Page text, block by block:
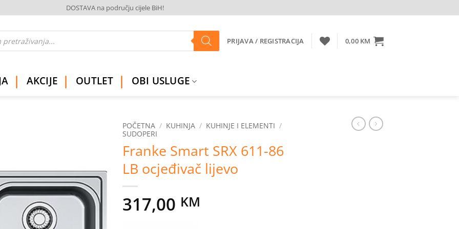
DOSTAVA na području cijele BiH!
PRIJAVA / REGISTRACIJA 0,00 KM
AKCIJE OUTLET OBI USLUGE
listu
želja
POČETNA / KUHINJA / KUHINJE I ELEMENTI /
SUDOPERI
Franke Smart SRX 611-86
LB ocjeđivač lijevo
317,00 KM